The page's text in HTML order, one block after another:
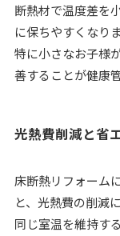
断熱材で温度差を
に保ちやすくなりま
特に小さなお子様
善することが健康
光熱費削減と省
床断熱リフォーム
と、光熱費の削減
同じ室温を維持す